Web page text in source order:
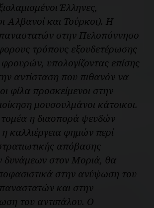
Έλληνες,
Αλβανοί και Τούρκοι). Η
στην Πελοπόννησο
τρόπους εξουδετέρωσης
υπολογίζοντας επίσης
αντίσταση που πιθανόν να
φίλα προσκείμενοι στην
μουσουλμάνοι κάτοικοι.
τομέα η διασπορά ψευδών
καλλιέργεια φημών περί
απόβασης
δυνάμεων στον Μοριά, θα
στην ανύψωση του
και στην
του αντιπάλου. Ο